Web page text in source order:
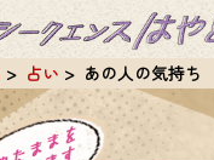
占い あの人の気持ち